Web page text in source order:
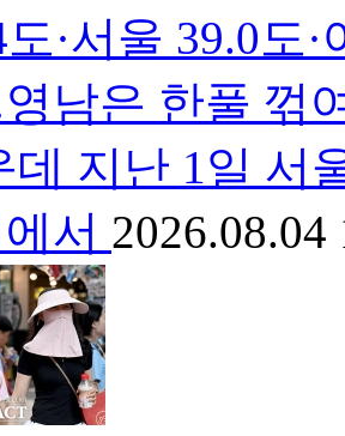
·서울 39.0도
남은 한풀 꺾
데 지난 1일 서
서 2026.08.04